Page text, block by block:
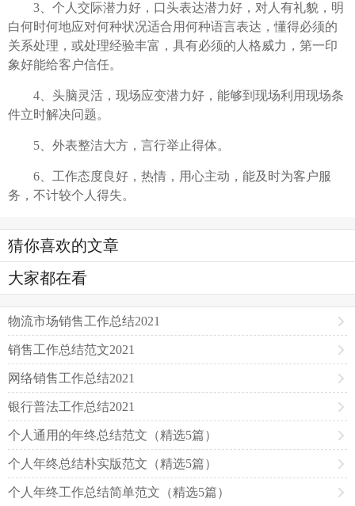
3、个人交际潜力好，口头表达潜力好，对人有礼貌，明
白何时何地应对何种状况适合用何种语言表达，懂得必须的
关系处理，或处理经验丰富，具有必须的人格威力，第一印
象好能给客户信任。
4、头脑灵活，现场应变潜力好，能够到现场利用现场条
件立时解决问题。
5、外表整洁大方，言行举止得体。
6、工作态度良好，热情，用心主动，能及时为客户服
务，不计较个人得失。
猜你喜欢的文章
大家都在看
物流市场销售工作总结2021
销售工作总结范文2021
网络销售工作总结2021
银行普法工作总结2021
个人通用的年终总结范文（精选5篇）
个人年终总结朴实版范文（精选5篇）
个人年终工作总结简单范文（精选5篇）